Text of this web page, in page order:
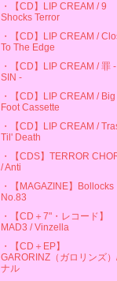
・【CD】LIP CREAM / 9
Shocks Terror
・【CD】LIP CREAM /
To The Edge
・【CD】LIP CREAM / 罪 -
SIN -
・【CD】LIP CREAM / Big
Foot Cassette
・【CD】LIP CREAM /
Til' Death
・【CDS】TERROR
/ Anti
・【MAGAZINE】Bollocks
No.83
・【CD＋7"・レコード】
MAD3 / Vinzella
・【CD＋EP】
GARORINZ（ガロリンズ
ナル